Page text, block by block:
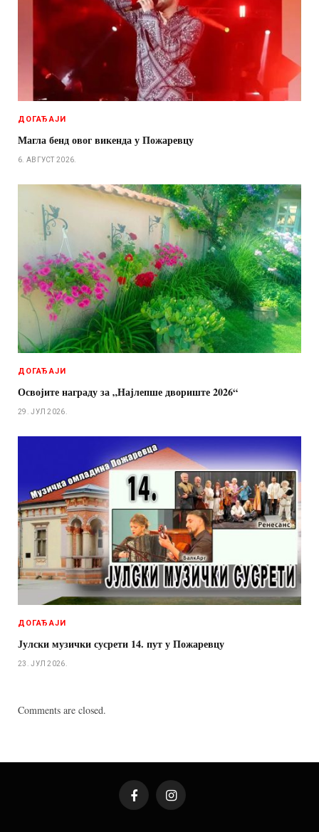
ДОГАЂАЈИ
Магла бенд овог викенда у Пожаревцу
6. АВГУСТ 2026.
ДОГАЂАЈИ
Освојите награду за „Најлепше двориште 2026“
29. ЈУЛ 2026.
ДОГАЂАЈИ
Јулски музички сусрети 14. пут у Пожаревцу
23. ЈУЛ 2026.
Comments are closed.
FacebookInstagram